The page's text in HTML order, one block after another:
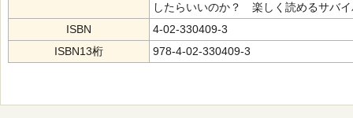
したらいいのか？ 楽しく読めるサバ
ISBN
4-02-330409-3
ISBN13桁
978-4-02-330409-3